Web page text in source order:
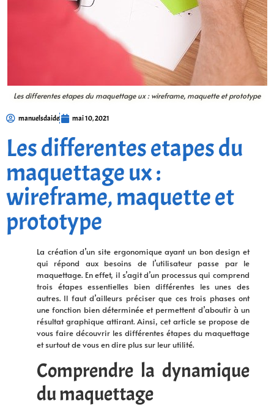
Les differentes etapes du maquettage ux : wireframe, maquette et prototype
manuelsdaide mai 10, 2021
Les differentes etapes du
maquettage ux :
wireframe, maquette et
prototype
La création d’un site ergonomique ayant un bon design et
qui répond aux besoins de l’utilisateur passe par le
maquettage. En effet, il s’agit d’un processus qui comprend
trois étapes essentielles bien différentes les unes des
autres. Il faut d’ailleurs préciser que ces trois phases ont
une fonction bien déterminée et permettent d’aboutir à un
résultat graphique attirant. Ainsi, cet article se propose de
vous faire découvrir les différentes étapes du maquettage
et surtout de vous en dire plus sur leur utilité.
Comprendre la dynamique
du maquettage